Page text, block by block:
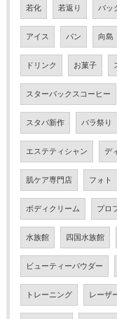
若化 若返り バッ
アイス パン 向島
ドリンク お菓子
スターバックスコーヒー
スタバ新作 バラ祭り
エステティシャン デ
肌ケア専門店 フォト
ボディクリーム プロ
水族館 四国水族館
ビューティーパウダー
トレーニング レーザ